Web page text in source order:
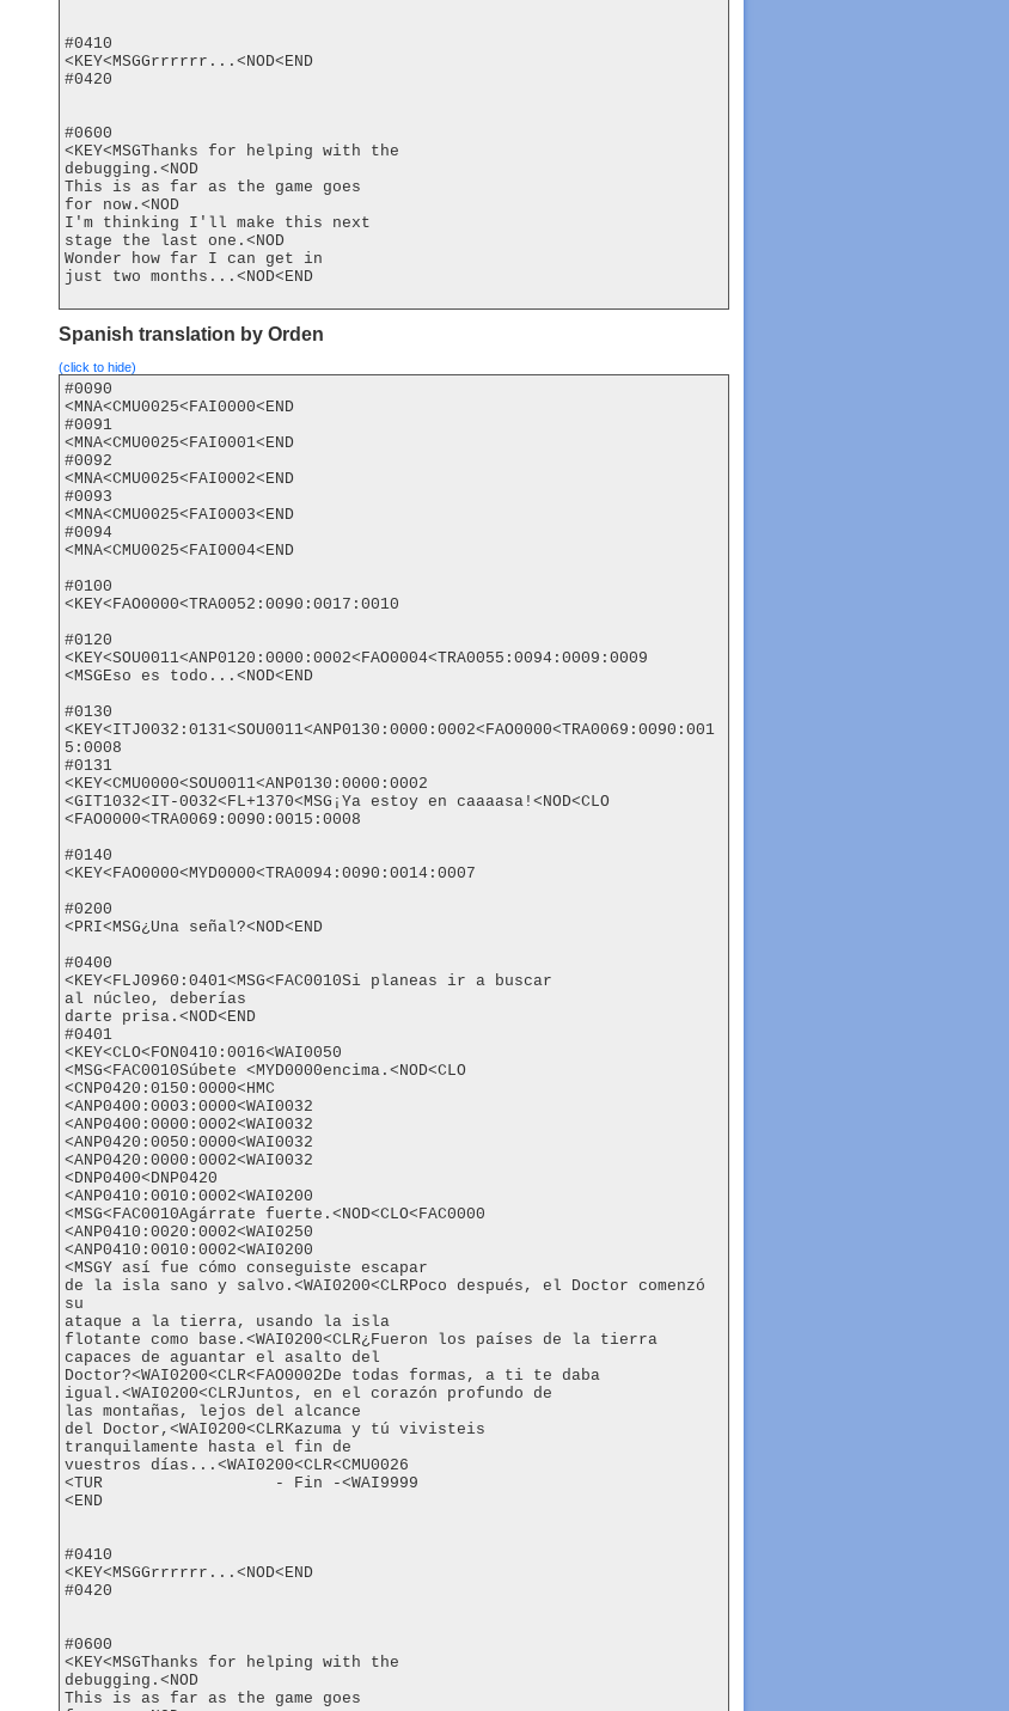
#0410
<KEY<MSGGrrrrrr...<NOD<END
#0420
#0600
<KEY<MSGThanks for helping with the
debugging.<NOD
This is as far as the game goes
for now.<NOD
I'm thinking I'll make this next
stage the last one.<NOD
Wonder how far I can get in
just two months...<NOD<END
Spanish translation by Orden
(click to hide)
#0090
<MNA<CMU0025<FAI0000<END
#0091
<MNA<CMU0025<FAI0001<END
#0092
<MNA<CMU0025<FAI0002<END
#0093
<MNA<CMU0025<FAI0003<END
#0094
<MNA<CMU0025<FAI0004<END
#0100
<KEY<FAO0000<TRA0052:0090:0017:0010
#0120
<KEY<SOU0011<ANP0120:0000:0002<FAO0004<TRA0055:0094:0009:0009
<MSGEso es todo...<NOD<END
#0130
<KEY<ITJ0032:0131<SOU0011<ANP0130:0000:0002<FAO0000<TRA0069:0090:001
5:0008
#0131
<KEY<CMU0000<SOU0011<ANP0130:0000:0002
<GIT1032<IT-0032<FL+1370<MSG¡Ya estoy en caaaasa!<NOD<CLO
<FAO0000<TRA0069:0090:0015:0008
#0140
<KEY<FAO0000<MYD0000<TRA0094:0090:0014:0007
#0200
<PRI<MSG¿Una señal?<NOD<END
#0400
<KEY<FLJ0960:0401<MSG<FAC0010Si planeas ir a buscar
al núcleo, deberías
darte prisa.<NOD<END
#0401
<KEY<CLO<FON0410:0016<WAI0050
<MSG<FAC0010Súbete <MYD0000encima.<NOD<CLO
<CNP0420:0150:0000<HMC
<ANP0400:0003:0000<WAI0032
<ANP0400:0000:0002<WAI0032
<ANP0420:0050:0000<WAI0032
<ANP0420:0000:0002<WAI0032
<DNP0400<DNP0420
<ANP0410:0010:0002<WAI0200
<MSG<FAC0010Agárrate fuerte.<NOD<CLO<FAC0000
<ANP0410:0020:0002<WAI0250
<ANP0410:0010:0002<WAI0200
<MSGY así fue cómo conseguiste escapar
de la isla sano y salvo.<WAI0200<CLRPoco después, el Doctor comenzó
su
ataque a la tierra, usando la isla
flotante como base.<WAI0200<CLR¿Fueron los países de la tierra
capaces de aguantar el asalto del
Doctor?<WAI0200<CLR<FAO0002De todas formas, a ti te daba
igual.<WAI0200<CLRJuntos, en el corazón profundo de
las montañas, lejos del alcance
del Doctor,<WAI0200<CLRKazuma y tú vivisteis
tranquilamente hasta el fin de
vuestros días...<WAI0200<CLR<CMU0026
<TUR                  - Fin -<WAI9999
<END
#0410
<KEY<MSGGrrrrrr...<NOD<END
#0420
#0600
<KEY<MSGThanks for helping with the
debugging.<NOD
This is as far as the game goes